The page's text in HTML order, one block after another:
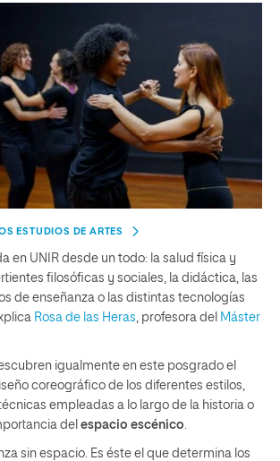
ESTUDIOS DE ARTES
en UNIR desde un todo: la salud física y
filosóficas y sociales, la didáctica, las
de enseñanza o las distintas tecnologías
Rosa de las Heras , profesora del Máster
igualmente en este posgrado el
coreográfico de los diferentes estilos,
empleadas a lo largo de la historia o
del espacio escénico
sin espacio. Es éste el que determina los